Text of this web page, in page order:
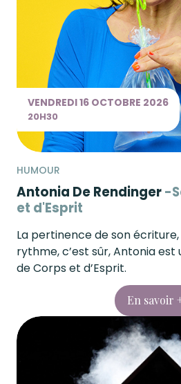
VENDREDI16 OCTOBRE 2026
20H30
HUMOUR
Antonia De Rendinger
et d'Esprit
La pertinence de son
rythme, c’est sûr, Antonia
de Corps et d’Esprit.
En savoir